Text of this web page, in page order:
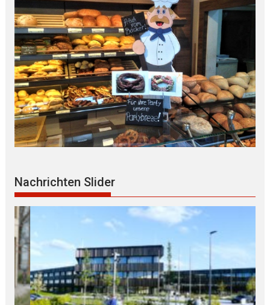
Nachrichten Slider